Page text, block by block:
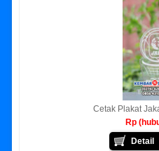
Cetak Plakat
Rp
Detail